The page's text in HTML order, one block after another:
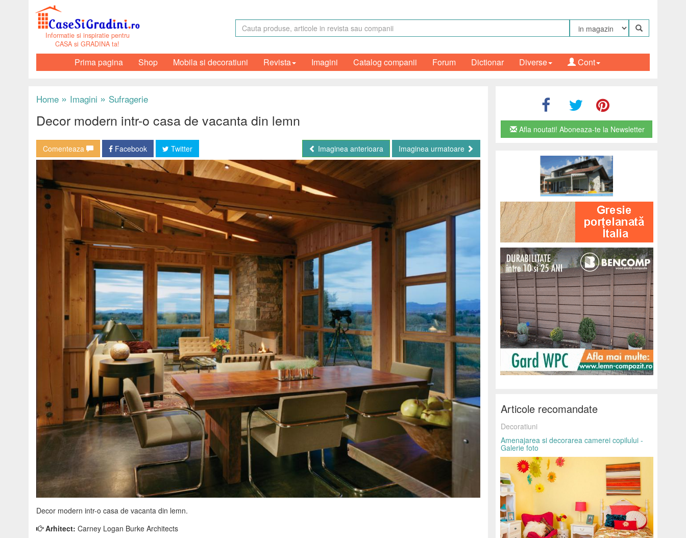
Informatie si inspiratie pentru
CASA si GRADINA ta!
Prima pagina Shop Mobila si decoratiuni Revista Imagini Catalog companii Forum Dictionar Cont
Diverse
Home » Imagini » Sufragerie
Decor modern intr-o casa de vacanta din lemn
Comenteaza Facebook Twitter Imaginea anterioara Imaginea urmatoare
Decor modern intr-o casa de vacanta din lemn.
Arhitect: Carney Logan Burke Architects
Afla noutati! Aboneaza-te la Newsletter
Articole recomandate
Decoratiuni
Amenajarea si decorarea camerei copilului -
Galerie foto